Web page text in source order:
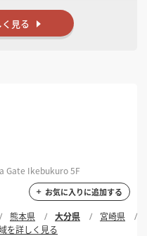
見る
Gate Ikebukuro 5F
お気に入りに追加する
熊本県 大分県
宮崎県
を詳しく見る